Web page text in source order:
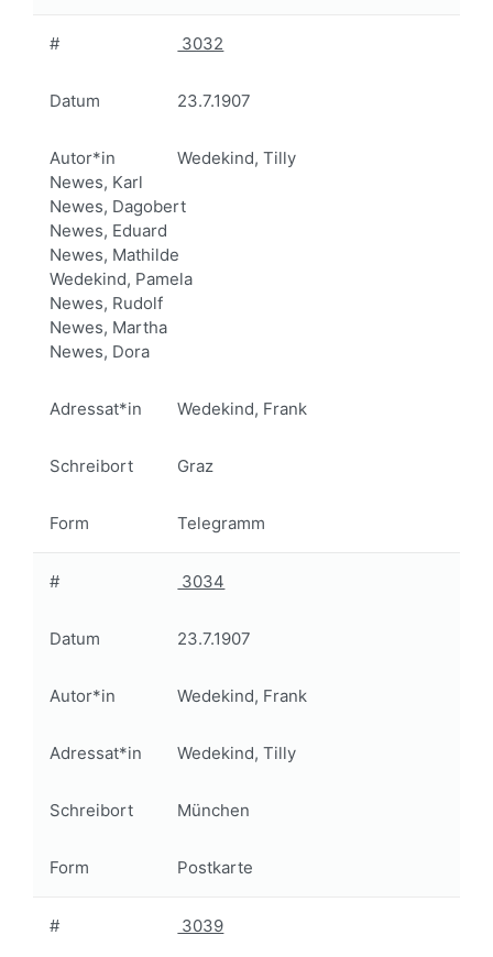
# 3032
Datum 23.7.1907
Autor*in
Wedekind, Tilly
Newes, Karl
Newes, Dagobert
Newes, Eduard
Newes, Mathilde
Wedekind, Pamela
Newes, Rudolf
Newes, Martha
Newes, Dora
Adressat*in Wedekind, Frank
Schreibort Graz
Form Telegramm
# 3034
Datum 23.7.1907
Autor*in Wedekind, Frank
Adressat*in Wedekind, Tilly
Schreibort München
Form Postkarte
# 3039